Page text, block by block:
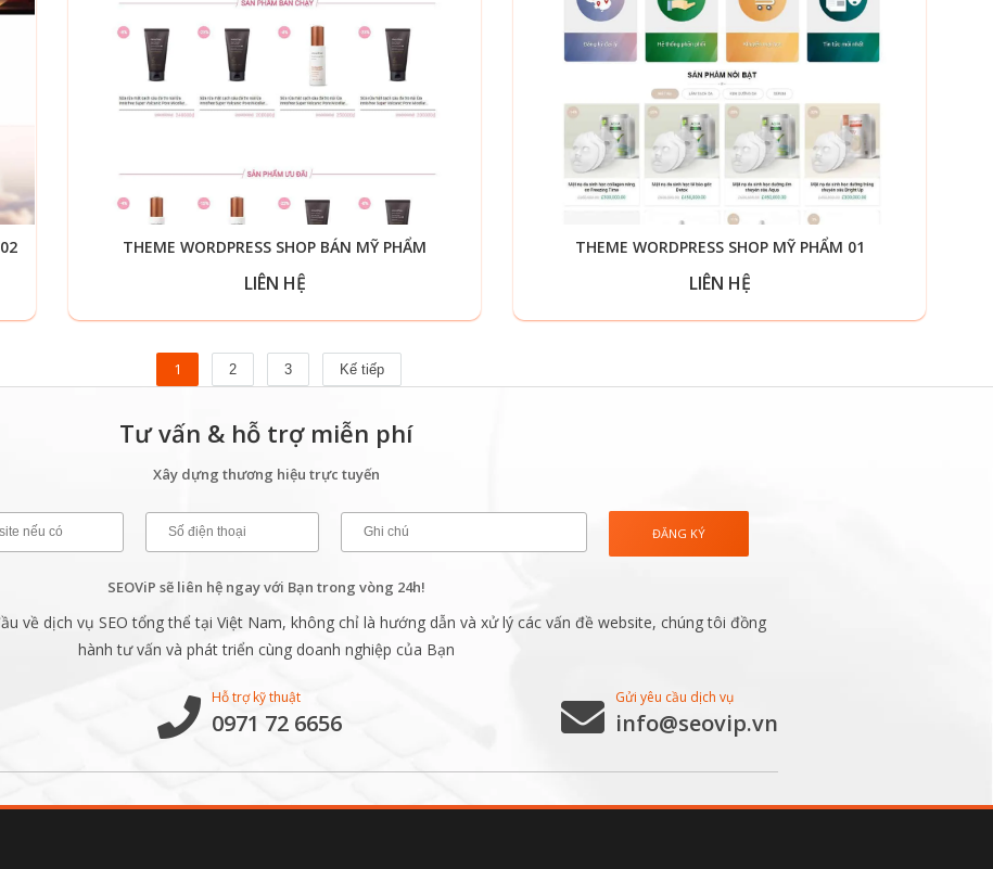
THEME WORDPRESS SHOP BÁN MỸ PHẨM
LIÊN HỆ
THEME WORDPRESS SHOP MỸ PHẨM 01
LIÊN HỆ
1 2 3 Kế tiếp
Tư vấn & hỗ trợ miễn phí
Xây dựng thương hiệu trực tuyến
SEOViP sẽ liên hệ ngay với Bạn trong vòng 24h!
về dịch vụ SEO tổng thể tại Việt Nam, không chỉ là hướng dẫn và xử lý các vấn đề website, chúng tôi đồng
hành tư vấn và phát triển cùng doanh nghiệp của Bạn
Hỗ trợ kỹ thuật
0971 72 6656
Gửi yêu cầu dịch vụ
info@seovip.vn